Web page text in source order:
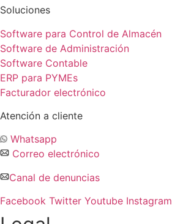
Soluciones
Software para Control de Almacén
Software de Administración
Software Contable
ERP para PYMEs
Facturador electrónico
Atención a cliente
Whatsapp
Correo electrónico
Canal de denuncias
Facebook Twitter Youtube Instagram